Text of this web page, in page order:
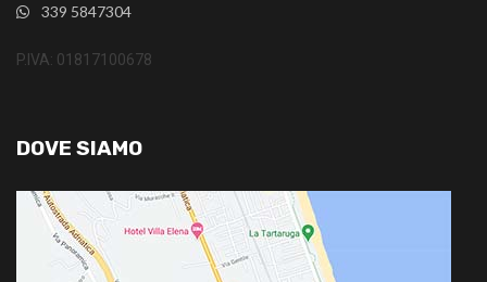
339 5847304
P.IVA: 01817100678
DOVE SIAMO